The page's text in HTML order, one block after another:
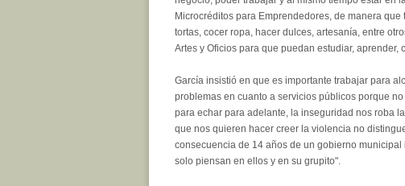
Microcréditos para Emprendedores, de manera
tortas, cocer ropa, hacer dulces, artesanía, entre
Artes y Oficios para que puedan estudiar, aprender,
García insistió en que es importante trabajar para
problemas en cuanto a servicios públicos porque
para echar para adelante, la inseguridad nos roba
que nos quieren hacer creer la violencia no
consecuencia de 14 años de un gobierno
solo piensan en ellos y en su grupito".